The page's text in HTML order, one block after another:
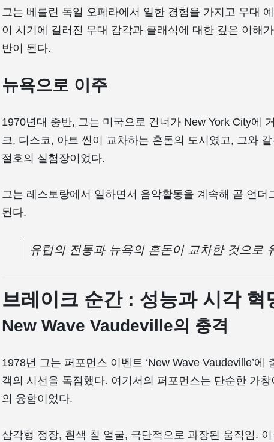
그는 베를린 독일 오페라에서 일한 경험을 가지고 무대
이 시기에 길러진 무대 감각과 클래식에 대한 깊은 이해
반이 된다.
뉴욕으로 이주
1970년대 중반, 그는 미국으로 건너가 New York City에
크, 디스코, 아트 씬이 교차하는 혼돈의 도시였고, 그와
절호의 실험장이었다.
그는 레스토랑에서 일하면서 음악활동을 계속해 곧 언더
된다.
유럽의 전통과 뉴욕의 혼돈이 교차한 것으로
브레이크 순간 : 성능과 시각 혁
New Wave Vaudeville의 충격
1978년 그는 퍼포먼스 이벤트 ‘New Wave Vaudeville’에
객의 시선을 독점했다. 여기서의 퍼포먼스는 단순한 가
의 융합이었다.
삼각형 정장, 흰색 칠 얼굴, 극단적으로 과장된 움직임.